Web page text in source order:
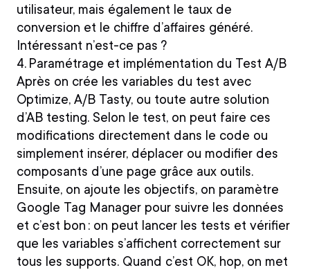
utilisateur, mais également le taux de
conversion et le chiffre d’affaires généré.
Intéressant n’est-ce pas ?
4. Paramétrage et implémentation du Test A/B
Après on crée les variables du test avec
Optimize, A/B Tasty, ou toute autre solution
d’AB testing. Selon le test, on peut faire ces
modifications directement dans le code ou
simplement insérer, déplacer ou modifier des
composants d’une page grâce aux outils.
Ensuite, on ajoute les objectifs, on paramètre
Google Tag Manager pour suivre les données
et c’est bon : on peut lancer les tests et vérifier
que les variables s’affichent correctement sur
tous les supports. Quand c’est OK, hop, on met